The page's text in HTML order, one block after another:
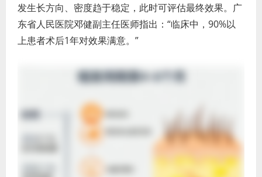
发生长方向、密度趋于稳定，此时可评估最终效果。广
东省人民医院邓健副主任医师指出：“临床中，90%以
上患者术后1年对效果满意。”